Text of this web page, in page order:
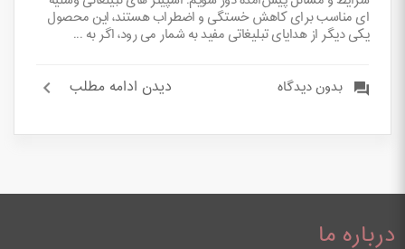
ای مناسب برای کاهش خستگی و اضطراب هستند، این محصول
یکی دیگر از هدایای تبلیغاتی مفید به شمار می رود، اگر به ...
بدون دیدگاه دیدن ادامه مطلب
درباره ما